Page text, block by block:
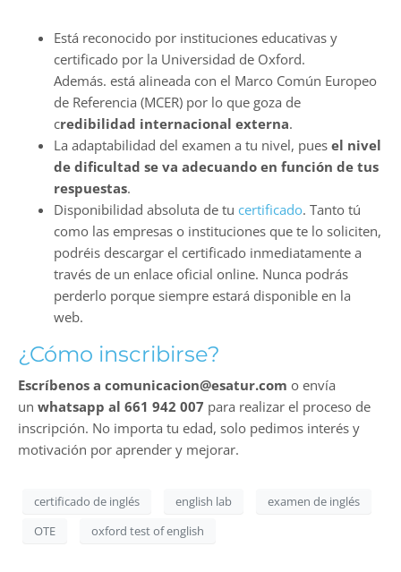
Está reconocido por instituciones educativas y
certificado por la Universidad de Oxford.
Además. está alineada con el Marco Común Europeo
de Referencia (MCER) por lo que goza de
credibilidad internacional externa.
La adaptabilidad del examen a tu nivel, pues el nivel
de dificultad se va adecuando en función de tus
respuestas.
Disponibilidad absoluta de tu certificado. Tanto tú
como las empresas o instituciones que te lo soliciten,
podréis descargar el certificado inmediatamente a
través de un enlace oficial online. Nunca podrás
perderlo porque siempre estará disponible en la
web.
¿Cómo inscribirse?
Escríbenos a comunicacion@esatur.com o envía
un whatsapp al 661 942 007 para realizar el proceso de
inscripción. No importa tu edad, solo pedimos interés y
motivación por aprender y mejorar.
certificado de inglés english lab
examen de inglés
OTE
oxford test of english